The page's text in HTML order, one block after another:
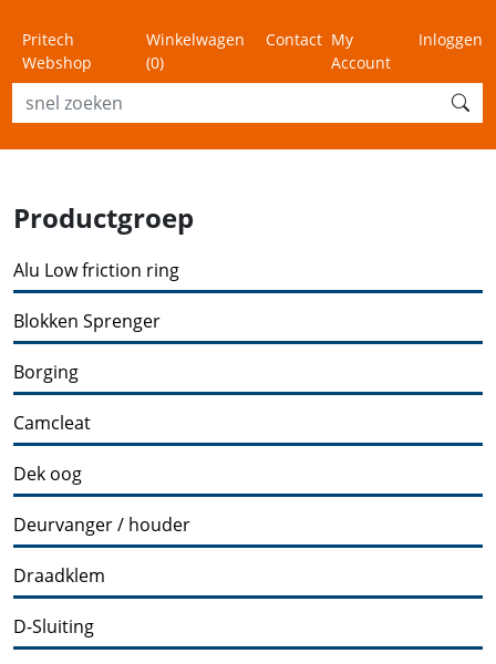
Pritech
Webshop
Winkelwagen
(0)
Contact My
Account
Inloggen
Productgroep
Alu Low friction ring
Blokken Sprenger
Borging
Camcleat
Dek oog
Deurvanger / houder
Draadklem
D-Sluiting